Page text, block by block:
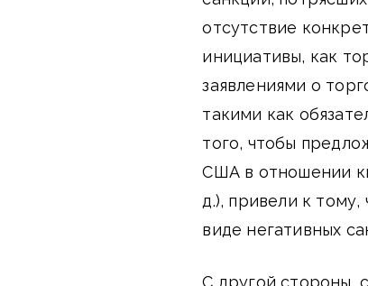
отсутствие
инициативы, как
заявлениями о
такими как
того, чтобы
США в отношении
д.), привели к
виде негативных
С другой стороны,